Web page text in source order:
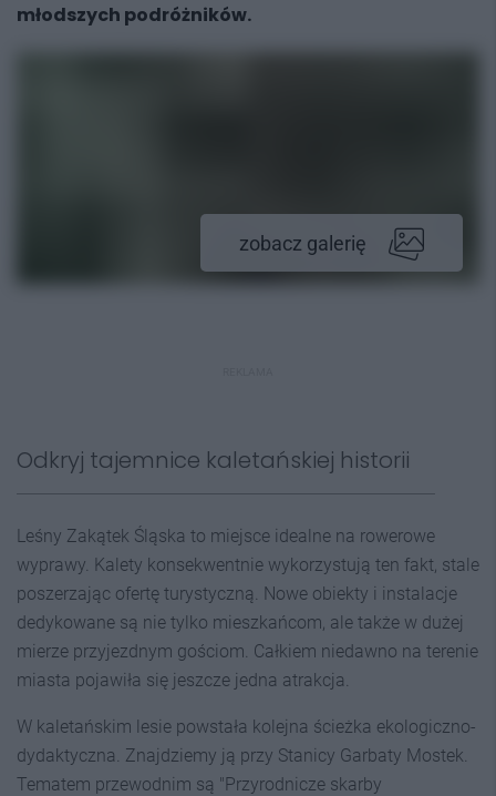
młodszych podróżników.
zobacz galerię
Odkryj tajemnice kaletańskiej historii
Leśny Zakątek Śląska to miejsce idealne na rowerowe
wyprawy. Kalety konsekwentnie wykorzystują ten fakt, stale
poszerzając ofertę turystyczną. Nowe obiekty i instalacje
dedykowane są nie tylko mieszkańcom, ale także w dużej
mierze przyjezdnym gościom. Całkiem niedawno na terenie
miasta pojawiła się jeszcze jedna atrakcja.
W kaletańskim lesie powstała kolejna ścieżka ekologiczno-
dydaktyczna. Znajdziemy ją przy Stanicy Garbaty Mostek.
Tematem przewodnim są "Przyrodnicze skarby